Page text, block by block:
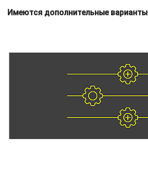
Имеются дополнительные варианты